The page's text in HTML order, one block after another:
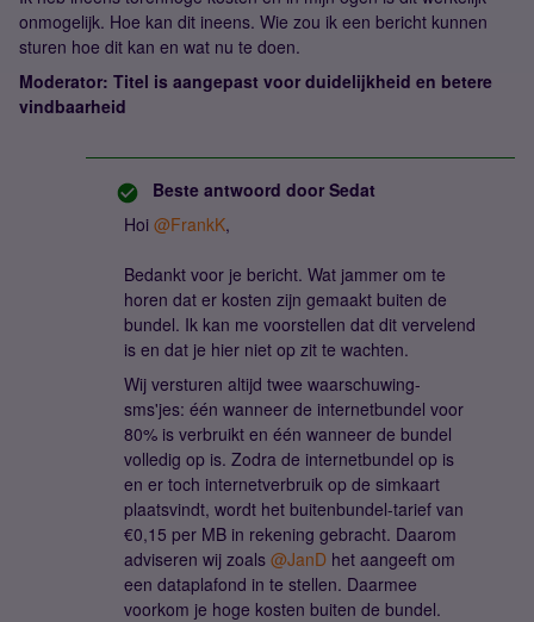
onmogelijk. Hoe kan dit ineens. Wie zou ik een bericht kunnen
sturen hoe dit kan en wat nu te doen.
Moderator: Titel is aangepast voor duidelijkheid en betere
vindbaarheid
Beste antwoord door Sedat
Hoi ​ @FrankK,
Bedankt voor je bericht. Wat jammer om te
horen dat er kosten zijn gemaakt buiten de
bundel. Ik kan me voorstellen dat dit vervelend
is en dat je hier niet op zit te wachten.
Wij versturen altijd twee waarschuwing-
sms'jes: één wanneer de internetbundel voor
80% is verbruikt en één wanneer de bundel
volledig op is. Zodra de internetbundel op is
en er toch internetverbruik op de simkaart
plaatsvindt, wordt het buitenbundel-tarief van
€0,15 per MB in rekening gebracht. Daarom
adviseren wij zoals ​ @JanD het aangeeft om
een dataplafond in te stellen. Daarmee
voorkom je hoge kosten buiten de bundel.